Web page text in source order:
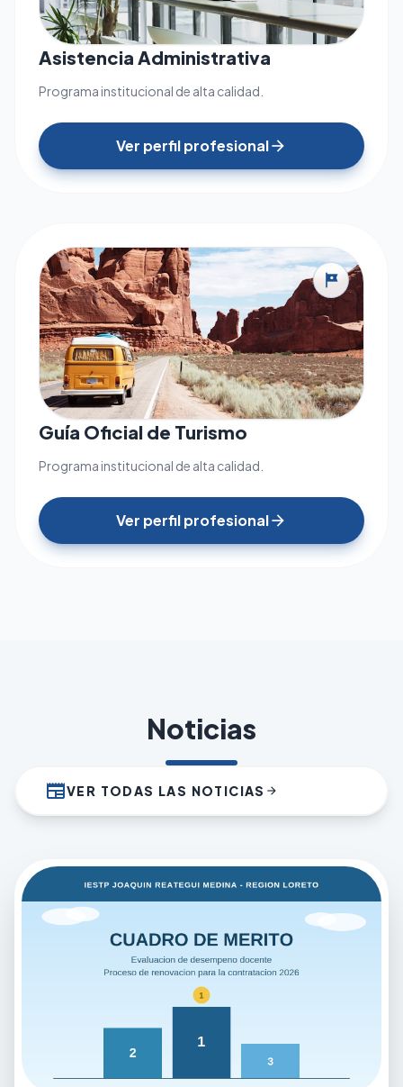
Asistencia Administrativa
Programa institucional de alta calidad.
Ver perfil profesionalarrow_forward
tour
Guía Oficial de Turismo
Programa institucional de alta calidad.
Ver perfil profesionalarrow_forward
Noticias
newspaperVER TODAS LAS NOTICIAS arrow_forward